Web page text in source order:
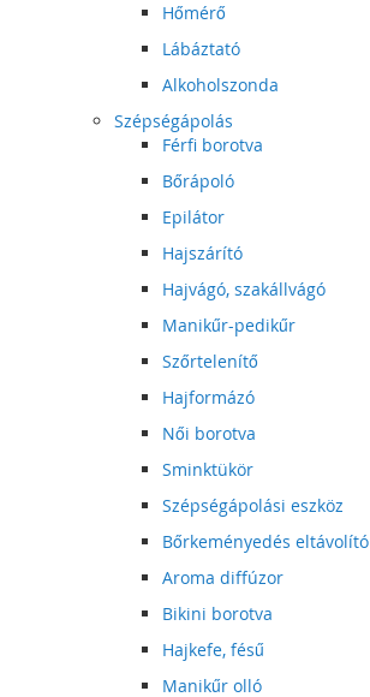
Hőmérő
Lábáztató
Alkoholszonda
Szépségápolás
Férfi borotva
Bőrápoló
Epilátor
Hajszárító
Hajvágó, szakállvágó
Manikűr-pedikűr
Szőrtelenítő
Hajformázó
Női borotva
Sminktükör
Szépségápolási eszköz
Bőrkeményedés eltávolító
Aroma diffúzor
Bikini borotva
Hajkefe, fésű
Manikűr olló